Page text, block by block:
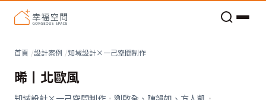
首頁 設計案例 知域設計×一己空間制作
晞丨北歐風